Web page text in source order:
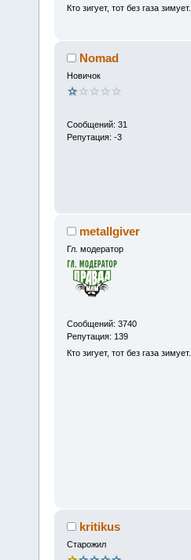
Кто зигует, тот без газа зимует.
Nomad
Новичок
Сообщений: 31
Репутация: -3
metallgiver
Гл. модератор
Сообщений: 3740
Репутация: 139
Кто зигует, тот без газа зимует.
kritikus
Старожил